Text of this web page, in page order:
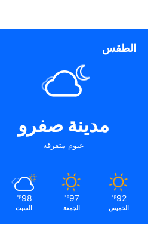
الطقس
مدينة صفرو
غيوم متفرقة
92
℉
الخميس
97
℉
الجمعة
98
℉
السبت